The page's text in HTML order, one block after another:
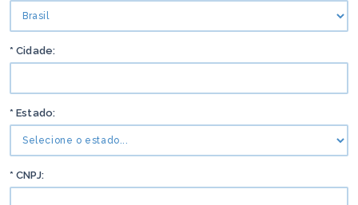
* Cidade:
* Estado:
* CNPJ: